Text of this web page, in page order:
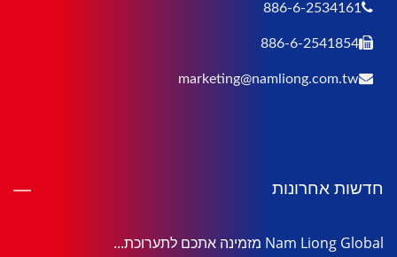
886-6-2534161
886-6-2541854
marketing@namliong.com.tw
חדשות אחרונות
Nam Liong Global מזמינה אתכם לתערוכת...